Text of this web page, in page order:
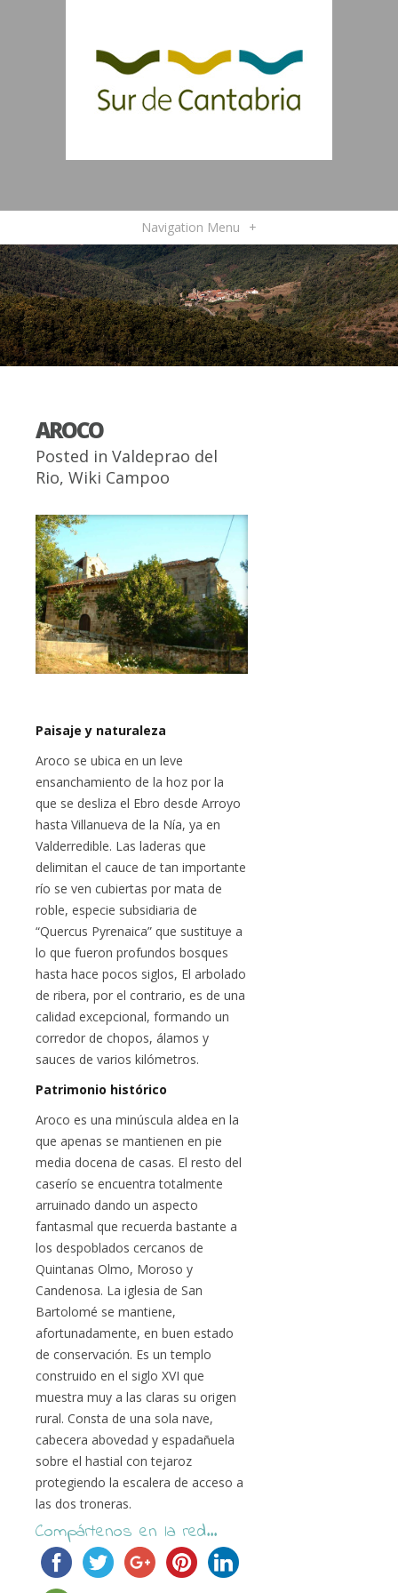
Navigation Menu +
AROCO
Posted in Valdeprao del
Rio, Wiki Campoo
Paisaje y naturaleza
Aroco se ubica en un leve
ensanchamiento de la hoz por la
que se desliza el Ebro desde Arroyo
hasta Villanueva de la Nía, ya en
Valderredible. Las laderas que
delimitan el cauce de tan importante
río se ven cubiertas por mata de
roble, especie subsidiaria de
“Quercus Pyrenaica” que sustituye a
lo que fueron profundos bosques
hasta hace pocos siglos, El arbolado
de ribera, por el contrario, es de una
calidad excepcional, formando un
corredor de chopos, álamos y
sauces de varios kilómetros.
Patrimonio histórico
Aroco es una minúscula aldea en la
que apenas se mantienen en pie
media docena de casas. El resto del
caserío se encuentra totalmente
arruinado dando un aspecto
fantasmal que recuerda bastante a
los despoblados cercanos de
Quintanas Olmo, Moroso y
Candenosa. La iglesia de San
Bartolomé se mantiene,
afortunadamente, en buen estado
de conservación. Es un templo
construido en el siglo XVI que
muestra muy a las claras su origen
rural. Consta de una sola nave,
cabecera abovedad y espadañuela
sobre el hastial con tejaroz
protegiendo la escalera de acceso a
las dos troneras.
Compártenos en la red...